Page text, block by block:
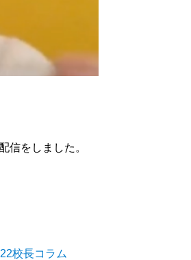
信をしました。
校長コラム